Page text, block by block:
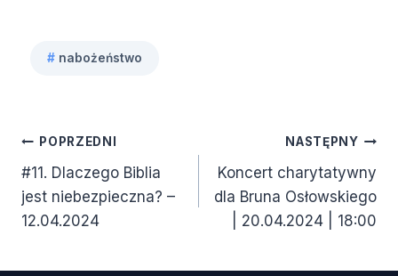
Tagi
# nabożeństwo
Nawigacja
wpisu
POPRZEDNI
#11. Dlaczego Biblia
jest niebezpieczna? –
12.04.2024
NASTĘPNY
Koncert charytatywny
dla Bruna Osłowskiego
| 20.04.2024 | 18:00